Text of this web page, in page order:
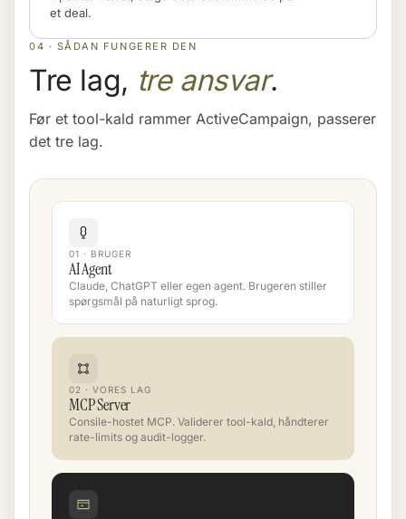
et deal.
04 · SÅDAN FUNGERER DEN
Tre lag, tre ansvar.
Før et tool-kald rammer ActiveCampaign, passerer
det tre lag.
01 · BRUGER
AI Agent
Claude, ChatGPT eller egen agent. Brugeren stiller
spørgsmål på naturligt sprog.
02 · VORES LAG
MCP Server
Consile-hostet MCP. Validerer tool-kald, håndterer
rate-limits og audit-logger.